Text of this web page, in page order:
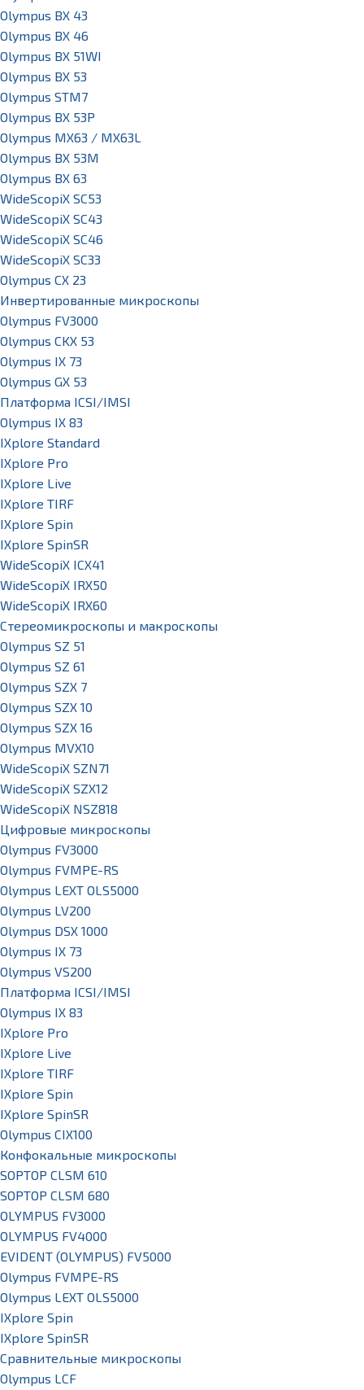
Olympus BX 43
Olympus BX 46
Olympus BX 51WI
Olympus BX 53
Olympus STM7
Olympus BX 53P
Olympus MX63 / MX63L
Olympus BX 53M
Olympus BX 63
WideScopiX SC53
WideScopiX SC43
WideScopiX SC46
WideScopiX SC33
Olympus CX 23
Инвертированные микроскопы
Olympus FV3000
Olympus CKX 53
Olympus IX 73
Olympus GX 53
Платформа ICSI/IMSI
Olympus IX 83
IXplore Standard
IXplore Pro
IXplore Live
IXplore TIRF
IXplore Spin
IXplore SpinSR
WideScopiX ICX41
WideScopiX IRX50
WideScopiX IRX60
Стереомикроскопы и макроскопы
Olympus SZ 51
Olympus SZ 61
Olympus SZX 7
Olympus SZX 10
Olympus SZX 16
Olympus MVX10
WideScopiX SZN71
WideScopiX SZX12
WideScopiX NSZ818
Цифровые микроскопы
Olympus FV3000
Olympus FVMPE-RS
Olympus LEXT OLS5000
Olympus LV200
Olympus DSX 1000
Olympus IX 73
Olympus VS200
Платформа ICSI/IMSI
Olympus IX 83
IXplore Pro
IXplore Live
IXplore TIRF
IXplore Spin
IXplore SpinSR
Olympus CIX100
Конфокальные микроскопы
SOPTOP CLSM 610
SOPTOP CLSM 680
OLYMPUS FV3000
OLYMPUS FV4000
EVIDENT (OLYMPUS) FV5000
Olympus FVMPE-RS
Olympus LEXT OLS5000
IXplore Spin
IXplore SpinSR
Сравнительные микроскопы
Olympus LCF